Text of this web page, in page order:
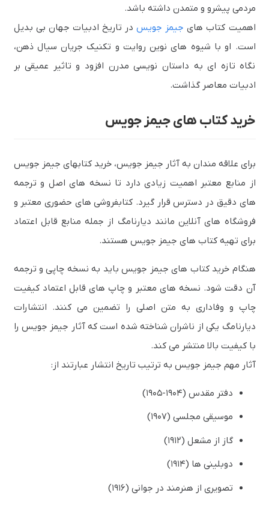
مردمی پیشرو و متمدن داشته باشد.
اهمیت کتاب های جیمز جویسدر تاریخ ادبیات جهان بی بدیل
است. او با شیوه های نوین روایت و تکنیک جریان سیال ذهن،
نگاه تازه ای به داستان نویسی مدرن افزود و تاثیر عمیقی بر
ادبیات معاصر گذاشت.
خرید کتاب های جیمز جویس
برای علاقه مندان به آثار جیمز جویس، خرید کتابهای جیمز جویس
از منابع معتبر اهمیت زیادی دارد تا نسخه های اصل و ترجمه
های دقیق در دسترس قرار گیرد. کتابفروشی های حضوری معتبر و
فروشگاه های آنلاین مانند دیارنامگ از جمله منابع قابل اعتماد
برای تهیه کتاب های جیمز جویس هستند.
هنگام خرید کتاب های جیمز جویس باید به نسخه چاپی و ترجمه
آن دقت شود. نسخه های معتبر و چاپ های قابل اعتماد کیفیت
چاپ و وفاداری به متن اصلی را تضمین می کنند. انتشارات
دیارنامگ یکی از ناشران شناخته شده است که آثار جیمز جویس را
با کیفیت بالا منتشر می کند.
آثار مهم جیمز جویس به ترتیب تاریخ انتشار عبارتند از:
دفتر مقدس (۱۹۰۴-۱۹۰۵)
موسیقی مجلسی (۱۹۰۷)
گاز از مشعل (۱۹۱۲)
دوبلینی ها (۱۹۱۴)
تصویری از هنرمند در جوانی (۱۹۱۶)